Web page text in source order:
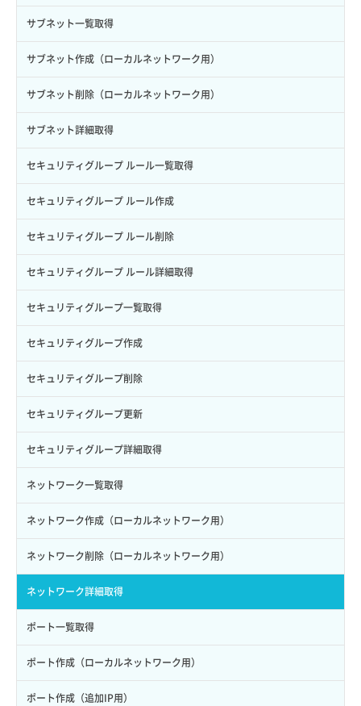
スナップショット詳細取得（アイテム指定）
バックアップリストア
バックアップ一覧取得
バックアップ詳細一覧取得
バックアップ詳細取得
ボリュームイメージ保存
ボリュームタイプ一覧取得
ボリュームタイプ詳細取得
ボリューム一覧取得
ボリューム作成
ボリューム削除
ボリューム更新
ボリューム詳細一覧取得
ボリューム詳細取得
自動バックアップ有効化
自動バックアップ無効化
イメージ保存容量取得
イメージ保存容量変更
イメージ削除
イメージ詳細取得
SSHキーペア削除
SSHキーペア詳細取得
アタッチ済みポート一覧取得
アタッチ済みポート詳細取得
アタッチ済みボリューム一覧
アタッチ済みボリューム詳細取得
コンソールURL発行
サーバーに紐づくアドレス取得
サーバーに紐づくアドレス取得（ネットワーク指定）
サーバーに紐づくセキュリティグループ取得
サーバープラン一覧取得
サーバープラン変更
サーバープラン詳細一覧取得
サーバープラン詳細取得
サーバーメタデータ取得
サーバーメタデータ更新（ネームタグ変更）
サーバー一覧取得
サーバー作成
サーバー再構築（OS再インストール）
サーバー利用状況グラフ（CPU）
サブネット一覧取得
サブネット作成（ローカルネットワーク用）
サブネット削除（ローカルネットワーク用）
サブネット詳細取得
セキュリティグループ ルール一覧取得
セキュリティグループ ルール作成
セキュリティグループ ルール削除
セキュリティグループ ルール詳細取得
セキュリティグループ一覧取得
セキュリティグループ作成
セキュリティグループ削除
セキュリティグループ更新
セキュリティグループ詳細取得
ネットワーク一覧取得
ネットワーク作成（ローカルネットワーク用）
ネットワーク削除（ローカルネットワーク用）
ネットワーク詳細取得
ポート一覧取得
ポート作成（ローカルネットワーク用）
ポート作成（追加IP用）